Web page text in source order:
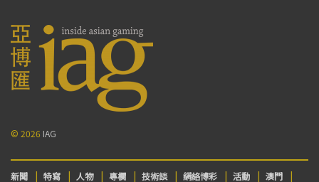
© 2026 IAG
新聞 特寫 人物 專欄 技術談 網絡博彩 活動 澳門